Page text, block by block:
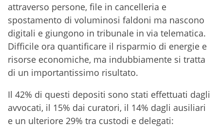
attraverso persone, file in cancelleria e
spostamento di voluminosi faldoni ma nascono
digitali e giungono in tribunale in via telematica.
Difficile ora quantificare il risparmio di energie e
risorse economiche, ma indubbiamente si tratta
di un importantissimo risultato.
Il 42% di questi depositi sono stati effettuati dagli
avvocati, il 15% dai curatori, il 14% dagli ausiliari
e un ulteriore 29% tra custodi e delegati: